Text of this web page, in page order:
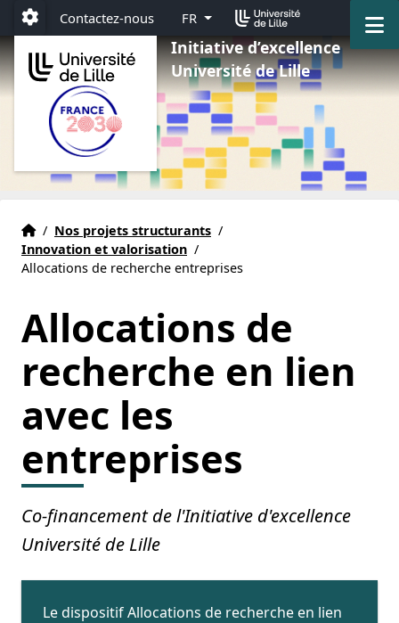
Aller au menu
Aller au contenu
Aller au pied de page
Paramétrage
Contactez-nous FR
Initiative d’excellence
Université de Lille
Accueil
Accueil
/ Nos projets structurants /
Innovation et valorisation /
Allocations de recherche entreprises
Allocations de
recherche en lien
avec les
entreprises
Co-financement de l'Initiative d'excellence
Université de Lille
Le dispositif Allocations de recherche en lien